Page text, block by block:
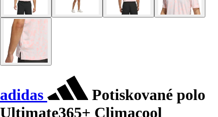
adidas
Potiskované polo
Ultimate365+ Climacool